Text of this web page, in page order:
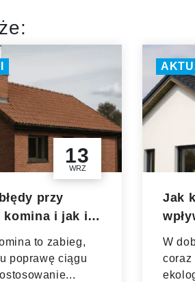
13
WRZ
przy
komina i jak im
to zabieg,
poprawę ciągu
Jak
w
W
coraz